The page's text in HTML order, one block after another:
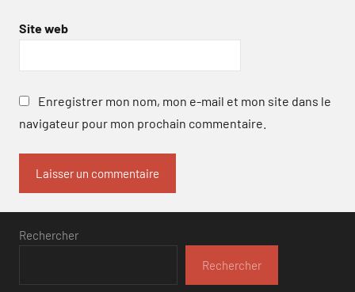
Site web
Enregistrer mon nom, mon e-mail et mon site dans le
navigateur pour mon prochain commentaire.
Rechercher
Rechercher